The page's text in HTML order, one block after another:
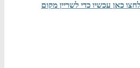
כאן עכשיו כדי לשריין מקום